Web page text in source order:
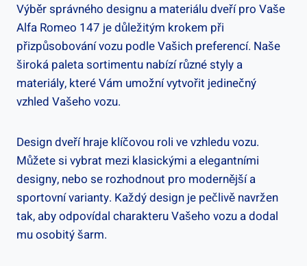
Výběr správného designu a materiálu dveří pro Vaše
Alfa Romeo 147 je důležitým krokem při
přizpůsobování vozu podle Vašich preferencí. Naše
široká paleta sortimentu nabízí různé styly a
materiály, které Vám umožní vytvořit jedinečný
vzhled Vašeho vozu.
Design dveří hraje klíčovou roli ve vzhledu vozu.
Můžete si vybrat mezi klasickými a elegantními
designy, nebo se rozhodnout pro modernější a
sportovní varianty. Každý design je pečlivě navržen
tak, aby odpovídal charakteru Vašeho vozu a dodal
mu osobitý šarm.